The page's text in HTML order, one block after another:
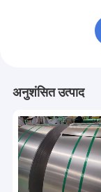
अनुशंसित उत्पाद